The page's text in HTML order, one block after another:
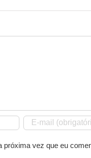
próxima vez que eu